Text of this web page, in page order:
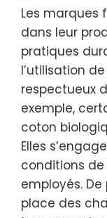
Les marques
dans leur
pratiques
l’utilisation
respectueux
exemple,
coton
Elles
conditions
employés.
place des